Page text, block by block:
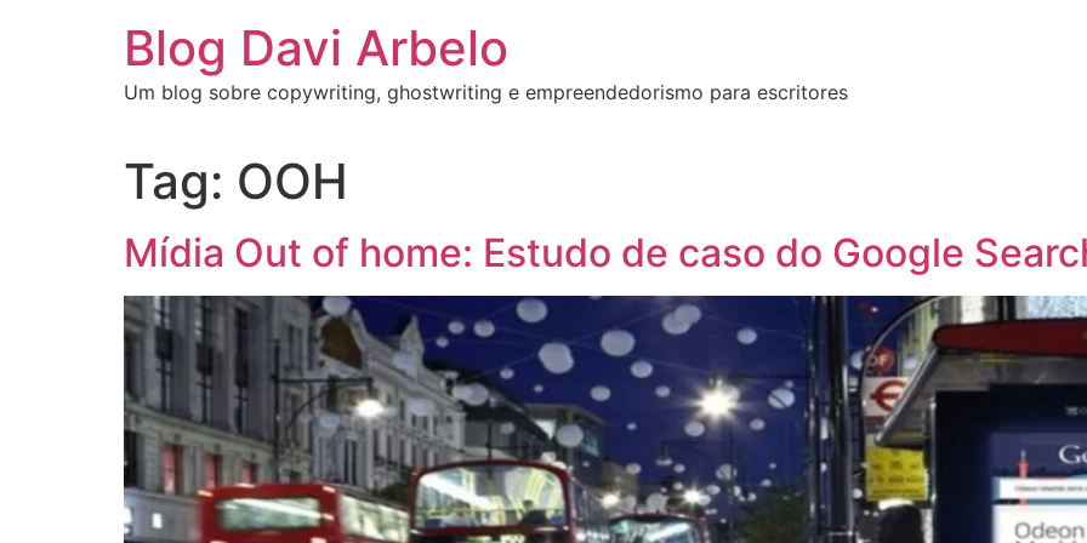
Blog Davi Arbelo
Um blog sobre copywriting, ghostwriting e empreendedorismo para escritores
Tag: OOH
Mídia Out of home: Estudo de caso do Google